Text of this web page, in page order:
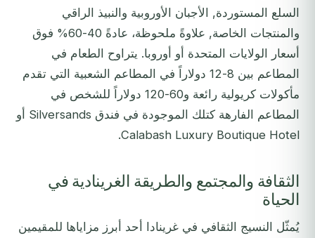
السلع المستوردة, الأجبان الأوروبية والنبيذ الراقي
والمنتجات الخاصة, علاوةً ملحوظة، عادةً 40-60% فوق
أسعار الولايات المتحدة أو أوروبا. يتراوح الطعام في
المطاعم بين 8-12 دولاراً في المطاعم الشعبية التي تقدم
مأكولات كريولية رائعة و60-120 دولاراً للشخص في
المطاعم الفارهة كتلك الموجودة في فندق Silversands أو
Calabash Luxury Boutique Hotel.
الثقافة والمجتمع والطريقة الغرينادية في
الحياة
يُمثّل النسيج الثقافي في غرينادا أحد أبرز مزاياها للمقيمين